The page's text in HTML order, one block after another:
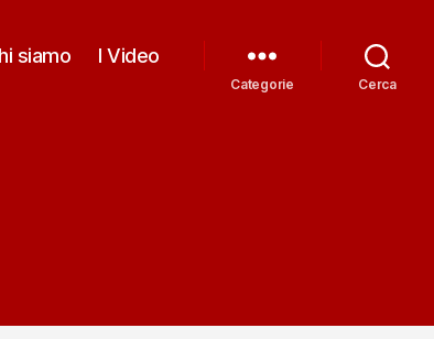
siamo I Video
Categorie Cerca